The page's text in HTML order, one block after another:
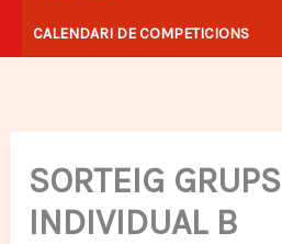
CALENDARI DE COMPETICIONS
SORTEIG GRUPS
INDIVIDUAL B